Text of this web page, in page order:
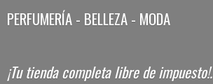
PERFUMERÍA - BELLEZA - MODA
¡Tu tienda completa librede impuesto!.